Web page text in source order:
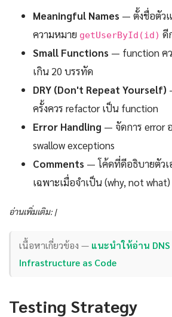
Meaningful Names — ตั้งชื่อตัว
ความหมาย getUserById(id) ดี
Small Functions — function คว
เกิน 20 บรรทัด
DRY (Don't Repeat Yourself)
ครั้งควร refactor เป็น function
Error Handling — จัดการ error
swallow exceptions
Comments — โค้ดที่ดีอธิบายตัวเ
เฉพาะเมื่อจำเป็น (why, not what)
อ่านเพิ่มเติม: |
เนื้อหาเกี่ยวข้อง — แนะนำให้อ่าน DNS
Infrastructure as Code
Testing Strategy